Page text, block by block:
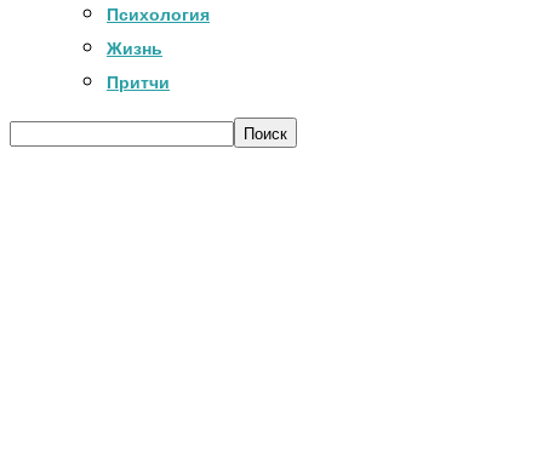
Психология
Жизнь
Притчи